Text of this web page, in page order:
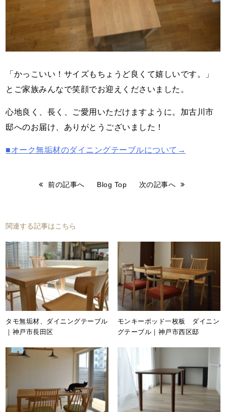
「かっこいい！サイズもちょうど良くて嬉しいです。」
とご家族みんなで笑顔でお迎えくださいました。
心地良く、長く、ご愛用いただけますように。加古川市
邸へのお届け、ありがとうございました！
■オーク無垢材のダイニングテーブルについて→
前の記事へ Blog Top 次の記事へ
関連する記事はこちら
タモ無垢材、ダイニングテーブル
｜神戸市長田区
モンキーポッド一枚板 ダイニン
グテーブル｜神戸市西区邸